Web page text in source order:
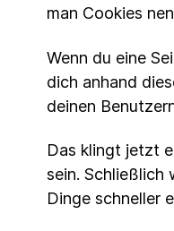
man Cookies
Wenn du eine
dich anhand
deinen
Das klingt jetzt
sein. Schließlich
Dinge schneller